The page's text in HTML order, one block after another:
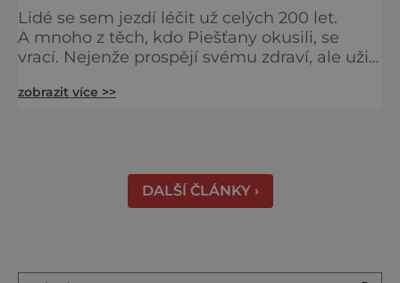
Lidé se sem jezdí léčit už celých 200 let.
A mnoho z těch, kdo Piešťany okusili, se
vrací. Nejenže prospějí svému zdraví, ale užijí
řekne slovenské lázně, Piešťany bývají první
zobrazit více >>
DALŠÍ ČLÁNKY ›